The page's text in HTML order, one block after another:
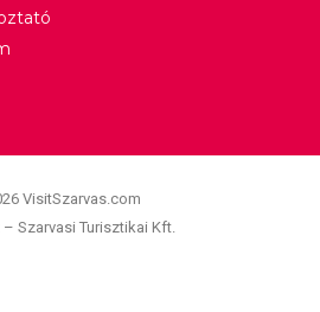
VisitSzarvas.com
Szarvasi Turisztikai Kft.